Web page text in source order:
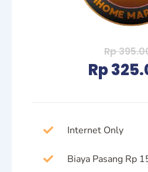
Rp
Rp
Internet Only
Biaya Pasang Rp